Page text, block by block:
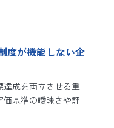
度が機能しない企
達成を両立させる重
基準の曖昧さや評